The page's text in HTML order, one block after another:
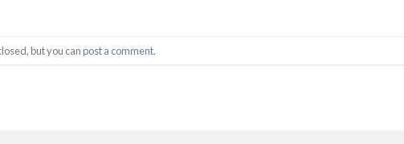
but you canpost a comment.